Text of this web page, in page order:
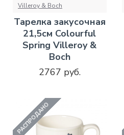
Villeroy & Boch
Тарелка закусочная
21,5см Colourful
Spring Villeroy &
Boch
2767 руб.
РАСПРОДАНО